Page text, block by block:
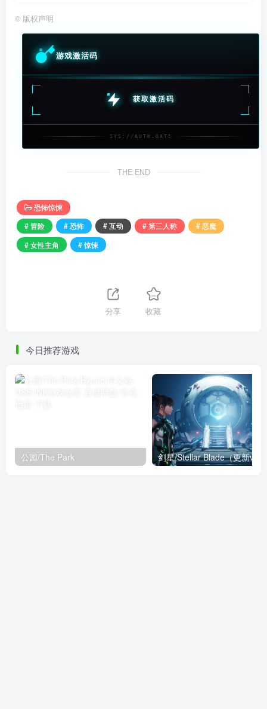
© 版权声明
游戏激活码
获取激活码
SYS://AUTH.GATE
THE END
恐怖惊悚
# 冒险
# 恐怖 # 互动 # 第三人称
# 恶魔
# 女性主角
# 惊悚
分享 收藏
今日推荐游戏
公园/The Park